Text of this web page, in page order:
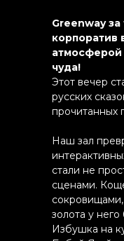
Greenway
корпоратив
атмосферой
чуда!
Этот вечер
русских
прочитанных
Наш зал
стали не
сценами.
сокровищами,
золота у
Избушка на